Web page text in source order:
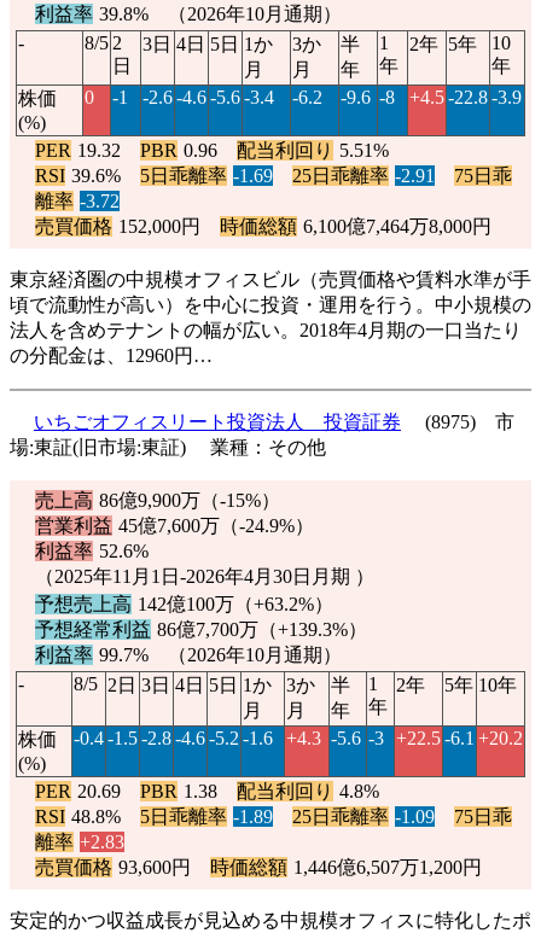
利益率 39.8% （2026年10月通期）
-
8/5 2
日
3日 4日 5日 1か
月
3か
月
半
年
1
年
2年 5年
10
年
株価
(%)
0 -1 -2.6-4.6-5.6-3.4 -6.2 -9.6 -8 +4.5-22.8-3.9
PER 19.32 PBR 0.96 配当利回り 5.51%
RSI 39.6% 5日乖離率 -1.69 25日乖離率 -2.91
75日乖
離率 -3.72
売買価格 152,000円 時価総額 6,100億7,464万8,000円
東京経済圏の中規模オフィスビル（売買価格や賃料水準が手
頃で流動性が高い）を中心に投資・運用を行う。中小規模の
法人を含めテナントの幅が広い。2018年4月期の一口当たり
の分配金は、12960円…
いちごオフィスリート投資法人 投資証券
(8975) 市
場:東証(旧市場:東証) 業種：その他
売上高 86億9,900万（-15%）
営業利益 45億7,600万（-24.9%）
利益率 52.6%
（2025年11月1日-2026年4月30日月期 ）
予想売上高 142億100万（+63.2%）
予想経常利益 86億7,700万（+139.3%）
利益率 99.7% （2026年10月通期）
-
8/5 2日 3日 4日 5日 1か
月
3か
月
半
年
1
年
2年 5年 10年
株価
(%)
-0.4-1.5-2.8-4.6-5.2 -1.6 +4.3 -5.6 -3 +22.5-6.1 +20.2
PER 20.69 PBR 1.38 配当利回り 4.8%
RSI 48.8% 5日乖離率 -1.89 25日乖離率 -1.09
75日乖
離率 +2.83
売買価格 93,600円 時価総額 1,446億6,507万1,200円
安定的かつ収益成長が見込める中規模オフィスに特化したポ